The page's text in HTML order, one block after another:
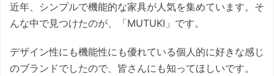
近年、シンプルで機能的な家具が人気を集めています。そ
んな中で見つけたのが、「MUTUKI」です。
デザイン性にも機能性にも優れている個人的に好きな感じ
のブランドでしたので、皆さんにも知ってほしいです。